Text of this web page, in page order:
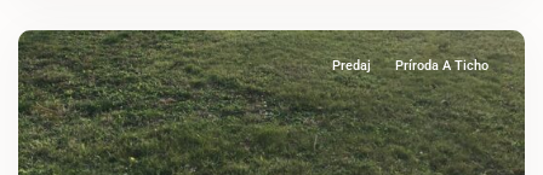
Predaj Príroda A Ticho